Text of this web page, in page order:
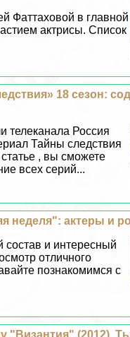
Фаттаховой в главной
актрисы. Список
18 сезон:
телеканала Россия
Тайны следствия
, вы сможете
всех серий...
неделя": актеры и
состав и интересный
отличного
познакомимся с
"Византия" (2012).